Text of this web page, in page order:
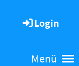
Login
Menü